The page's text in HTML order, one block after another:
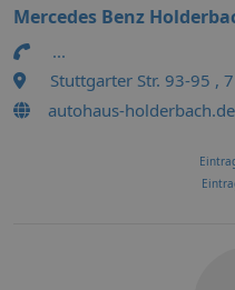
Mercedes Benz
...
Stuttgarter Str. 93-95 ,
autohaus-holderbach.de